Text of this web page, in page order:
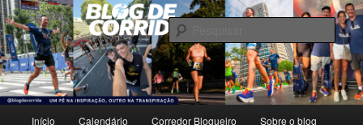
Pular
para
o
conteúdo
principalBlog de Corrida
Um pé na inspiração, outro na transpiração.
Início Calendário Corredor Blogueiro Sobre o blog